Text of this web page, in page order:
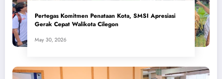
Pertegas Komitmen Penataan Kota, SMSI Apresiasi
Gerak Cepat Walikota Cilegon
May 30, 2026